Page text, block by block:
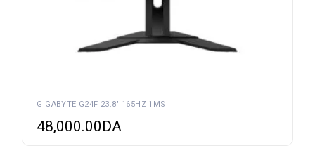
GIGABYTE G24F 23.8″ 165HZ 1MS
48,000.00DA